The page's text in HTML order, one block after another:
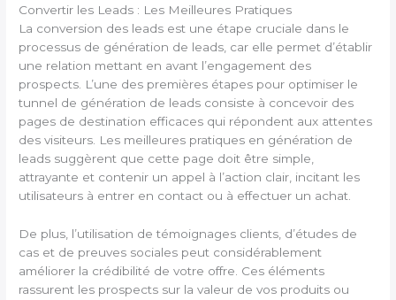
Convertir les Leads : Les Meilleures Pratiques
La conversion des leads est une étape cruciale dans le
processus de génération de leads, car elle permet d’établir
une relation mettant en avant l’engagement des
prospects. L’une des premières étapes pour optimiser le
tunnel de génération de leads consiste à concevoir des
pages de destination efficaces qui répondent aux attentes
des visiteurs. Les meilleures pratiques en génération de
leads suggèrent que cette page doit être simple,
attrayante et contenir un appel à l’action clair, incitant les
utilisateurs à entrer en contact ou à effectuer un achat.
De plus, l’utilisation de témoignages clients, d’études de
cas et de preuves sociales peut considérablement
améliorer la crédibilité de votre offre. Ces éléments
rassurent les prospects sur la valeur de vos produits ou